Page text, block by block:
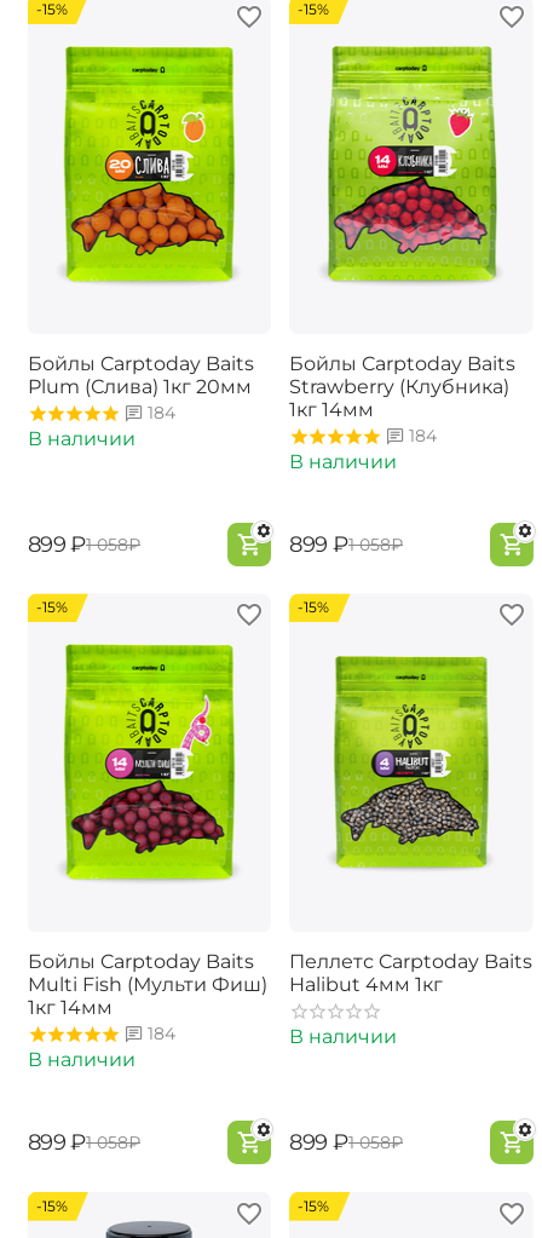
-15%
Бойлы Carptoday Baits
Plum (Слива) 1кг 20мм
184
В наличии
‍899‍ ₽‍1 058‍₽
-15%
Бойлы Carptoday Baits
Strawberry (Клубника)
1кг 14мм
184
В наличии
‍899‍ ₽‍1 058‍₽
-15%
Бойлы Carptoday Baits
Multi Fish (Мульти Фиш)
1кг 14мм
184
В наличии
‍899‍ ₽‍1 058‍₽
-15%
Пеллетс Carptoday Baits
Halibut 4мм 1кг
В наличии
‍899‍ ₽‍1 058‍₽
-15% -15%